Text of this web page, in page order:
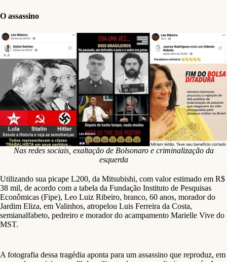
O assassino
Nas redes sociais, exaltação de Bolsonaro e criminalização da
esquerda
Utilizando sua picape L200, da Mitsubishi, com valor estimado em R$
38 mil, de acordo com a tabela da Fundação Instituto de Pesquisas
Econômicas (Fipe), Leo Luiz Ribeiro, branco, 60 anos, morador do
Jardim Eliza, em Valinhos, atropelou Luis Ferreira da Costa,
semianalfabeto, pedreiro e morador do acampamento Marielle Vive do
MST.
A fotografia dessa tragédia aponta para um assassino que reproduz, em